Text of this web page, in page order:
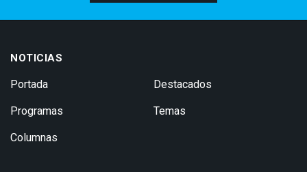
NOTICIAS
Portada
Programas
Columnas
Destacados
Temas